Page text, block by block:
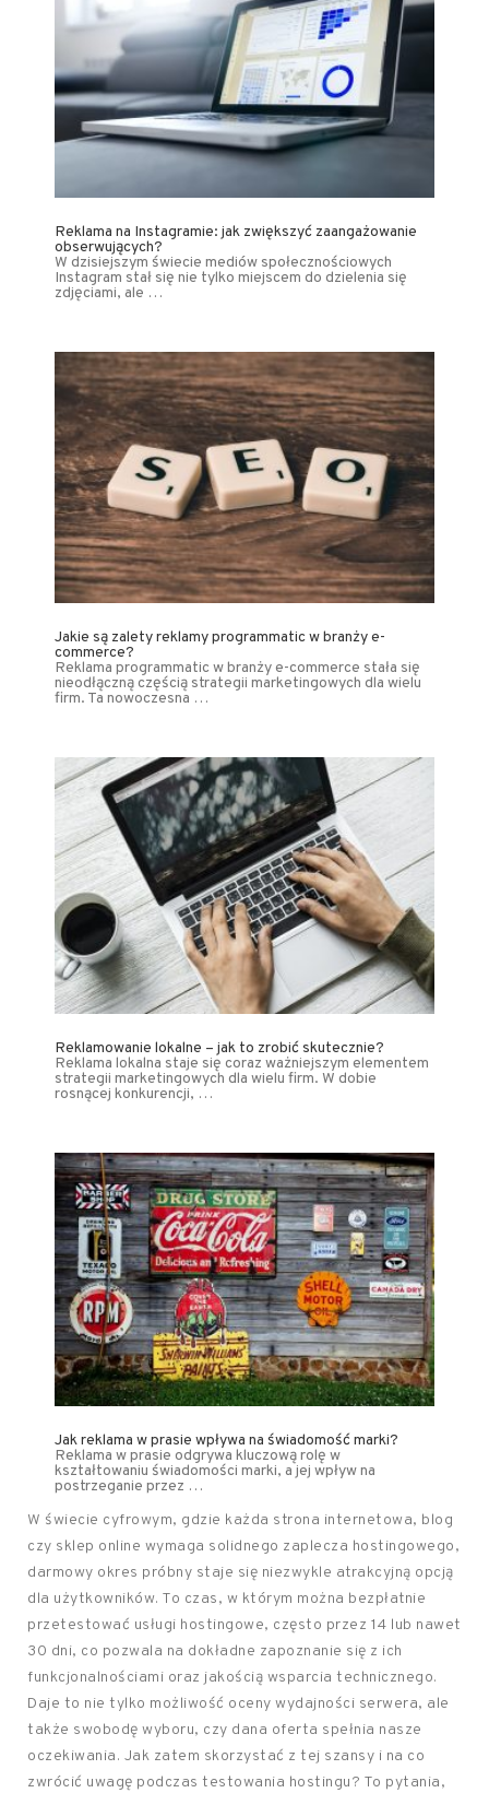
Reklama na Instagramie: jak zwiększyć zaangażowanie
obserwujących?
W dzisiejszym świecie mediów społecznościowych
Instagram stał się nie tylko miejscem do dzielenia się
zdjęciami, ale …
Jakie są zalety reklamy programmatic w branży e-
commerce?
Reklama programmatic w branży e-commerce stała się
nieodłączną częścią strategii marketingowych dla wielu
firm. Ta nowoczesna …
Reklamowanie lokalne – jak to zrobić skutecznie?
Reklama lokalna staje się coraz ważniejszym elementem
strategii marketingowych dla wielu firm. W dobie
rosnącej konkurencji, …
Jak reklama w prasie wpływa na świadomość marki?
Reklama w prasie odgrywa kluczową rolę w
kształtowaniu świadomości marki, a jej wpływ na
postrzeganie przez …
W świecie cyfrowym, gdzie każda strona internetowa, blog
czy sklep online wymaga solidnego zaplecza hostingowego,
darmowy okres próbny staje się niezwykle atrakcyjną opcją
dla użytkowników. To czas, w którym można bezpłatnie
przetestować usługi hostingowe, często przez 14 lub nawet
30 dni, co pozwala na dokładne zapoznanie się z ich
funkcjonalnościami oraz jakością wsparcia technicznego.
Daje to nie tylko możliwość oceny wydajności serwera, ale
także swobodę wyboru, czy dana oferta spełnia nasze
oczekiwania. Jak zatem skorzystać z tej szansy i na co
zwrócić uwagę podczas testowania hostingu? To pytania,